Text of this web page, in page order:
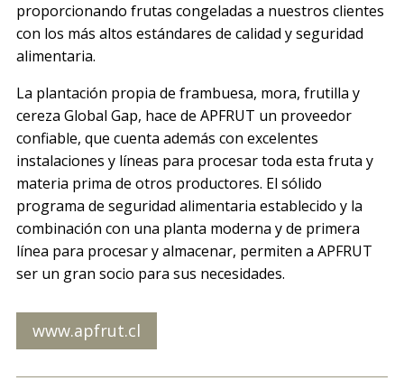
proporcionando frutas congeladas a nuestros clientes
con los más altos estándares de calidad y seguridad
alimentaria.
La plantación propia de frambuesa, mora, frutilla y
cereza Global Gap, hace de APFRUT un proveedor
confiable, que cuenta además con excelentes
instalaciones y líneas para procesar toda esta fruta y
materia prima de otros productores. El sólido
programa de seguridad alimentaria establecido y la
combinación con una planta moderna y de primera
línea para procesar y almacenar, permiten a APFRUT
ser un gran socio para sus necesidades.
www.apfrut.cl